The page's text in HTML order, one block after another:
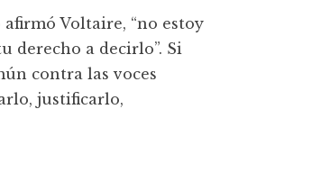
Voltaire, “no estoy
derecho a decirlo”. Si
contra las voces
justificarlo,